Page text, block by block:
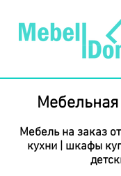
Мебель на заказ
кухни | шкафы